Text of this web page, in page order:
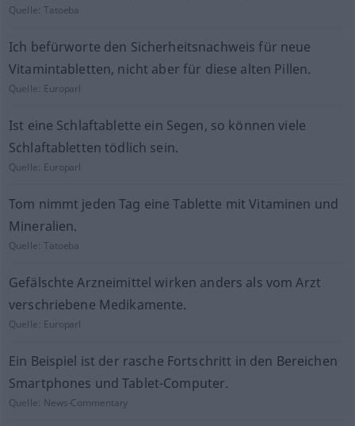
Quelle:Tatoeba
Ich befürworte den Sicherheitsnachweis für neue
Vitamintabletten, nicht aber für diese alten Pillen.
Quelle: Europarl
Ist eine Schlaftablette ein Segen, so können viele
Schlaftabletten tödlich sein.
Quelle: Europarl
Tom nimmt jeden Tag eine Tablette mit Vitaminen und
Mineralien.
Quelle:Tatoeba
Gefälschte Arzneimittel wirken anders als vom Arzt
verschriebene Medikamente.
Quelle: Europarl
Ein Beispiel ist der rasche Fortschritt in den Bereichen
Smartphones und Tablet-Computer.
Quelle: News-Commentary